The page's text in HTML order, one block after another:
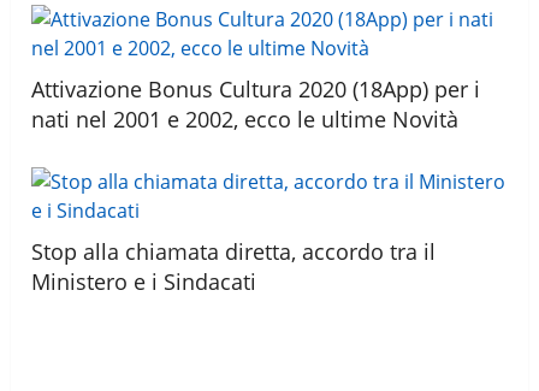
Attivazione Bonus Cultura 2020 (18App) per i
nati nel 2001 e 2002, ecco le ultime Novità
Stop alla chiamata diretta, accordo tra il
Ministero e i Sindacati